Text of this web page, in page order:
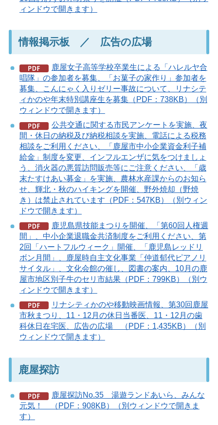
ィンドウで開きます）
情報掲示板 ／ 広告の広場
鹿屋女子高等学校卒業生による「ハレルヤ合
唱隊」の参加者を募集、「お菓子の家作り」参加者を
募集、こんにゃく入りゼリー事故について、リナシテ
ィかのや年末特別講座生を募集（PDF：738KB）（別
ウィンドウで開きます）
公共交通に関する市民アンケートを実施、夜
間・休日の納税及び納税相談を実施、電話による税務
相談をご利用ください、「鹿屋市中小企業資金利子補
給金」制度を変更、インフルエンザに気をつけましょ
う、消火器の悪質訪問販売等にご注意ください、「歳
末たすけあい募金」を実施、農林水産課からのお知ら
せ、輝北・秋のハイキングを開催、野外焼却（野焼
き）は禁止されています（PDF：547KB）（別ウィン
ドウで開きます）
鹿児島県技能まつりを開催、「第60回人権週
間」、中小企業退職金共済制度をご利用ください、第
2回「ハートフルウィーク」開催、「鹿児島レッドリ
ボン月間」、鹿屋時自主文化事業「仲道郁代ピアノリ
サイタル」、文化会館の催し、図書の案内、10月の鹿
屋市地区別子牛のセリ市結果（PDF：799KB）（別ウ
ィンドウで開きます）
リナシティかのや移動映画情報、第30回鹿屋
市秋まつり、11・12月の休日当番医、11・12月の歯
科休日在宅医、広告の広場 （PDF：1,435KB）（別
ウィンドウで開きます）
鹿屋探訪
鹿屋探訪No.35 湯遊ランドあいら、みんな
元気！ （PDF：908KB）（別ウィンドウで開きま
す）